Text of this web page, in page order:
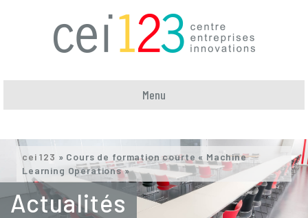
Menu
cei 123 » Cours de formation courte « Machine
Learning Operations »
Actualités